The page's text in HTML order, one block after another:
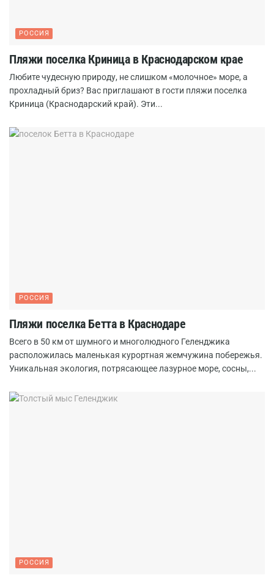
РОССИЯ
Пляжи поселка Криница в Краснодарском крае
Любите чудесную природу, не слишком «молочное» море, а
прохладный бриз? Вас приглашают в гости пляжи поселка
Криница (Краснодарский край). Эти...
РОССИЯ
Пляжи поселка Бетта в Краснодаре
Всего в 50 км от шумного и многолюдного Геленджика
расположилась маленькая курортная жемчужина побережья.
Уникальная экология, потрясающее лазурное море, сосны,...
РОССИЯ